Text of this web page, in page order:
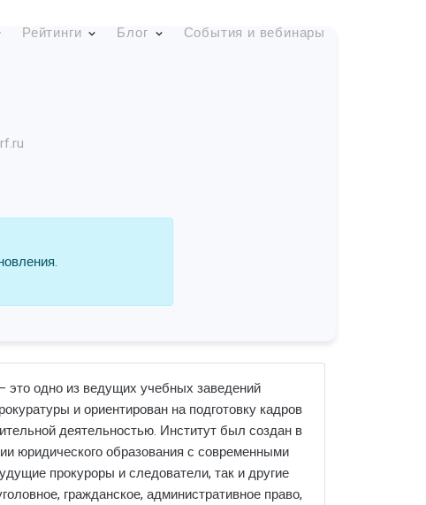
Рейтинги Блог События и вебинары
это одно из ведущих учебных заведений
и ориентирован на подготовку кадров
деятельностью. Институт был создан в
юридического образования с современными
прокуроры и следователи, так и другие
гражданское, административное право,